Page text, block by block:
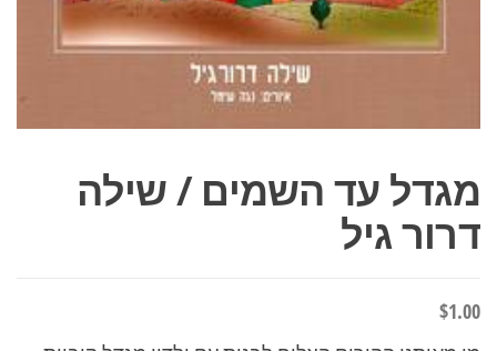
מגדל עד השמים / שילה
דרור גיל
$1.00